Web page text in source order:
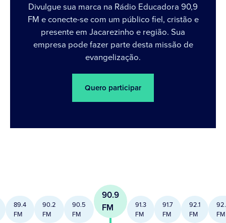
Divulgue sua marca na Rádio Educadora 90,9
FM e conecte-se com um público fiel, cristão e
presente em Jacarezinho e região. Sua
empresa pode fazer parte desta missão de
evangelização.
Quero participar
89.4
FM
90.2
FM
90.5
FM
90.9
FM
91.3
FM
91.7
FM
92.1
FM
FM